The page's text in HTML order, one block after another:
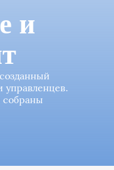
и
управленцев.